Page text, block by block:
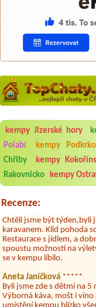
kempy Jizerské hory
Polabí
kempy
Chřiby
kempy
Rakovnicko
kempy
Recenze:
Aneta Melicharová***
Byli jsme zde v týdnu od
V umývárně i na WC bylo
množství návštěvníků
restaurace, kebab a další
ubytovaných. Přes den
hrála jiná hudba.Kemp
Jana*****
Chtěli jsme být týden,byli
karavanem. Klid pohoda
Restaurace s jídlem, a
spoustu možností na
se v kempu líbilo.
Aneta Janíčková *****
Byli jsme zde s dětmi na 5
Výborná káva, mošt i víno
umístění kempu blízko